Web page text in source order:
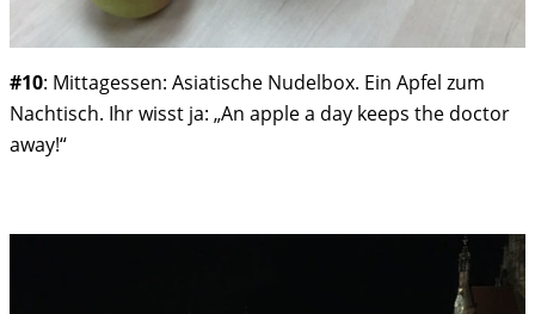
#10: Mittagessen: Asiatische Nudelbox. Ein Apfel zum
Nachtisch. Ihr wisst ja: „An apple a day keeps the doctor
away!“